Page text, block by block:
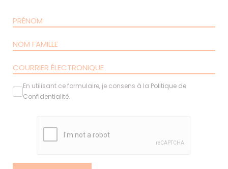
En utilisant ce formulaire, je consens à la Politique de
Confidentialité.